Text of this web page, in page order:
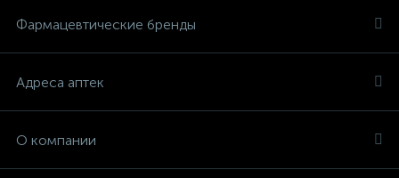
Фармацевтические бренды
Адреса аптек
О компании